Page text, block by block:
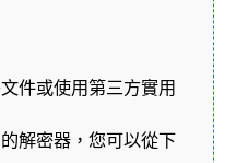
件或使用第三方實用
解密器，您可以從下